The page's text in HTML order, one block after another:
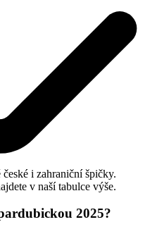
i zahraniční špičky.
v naší tabulce výše.
2025?